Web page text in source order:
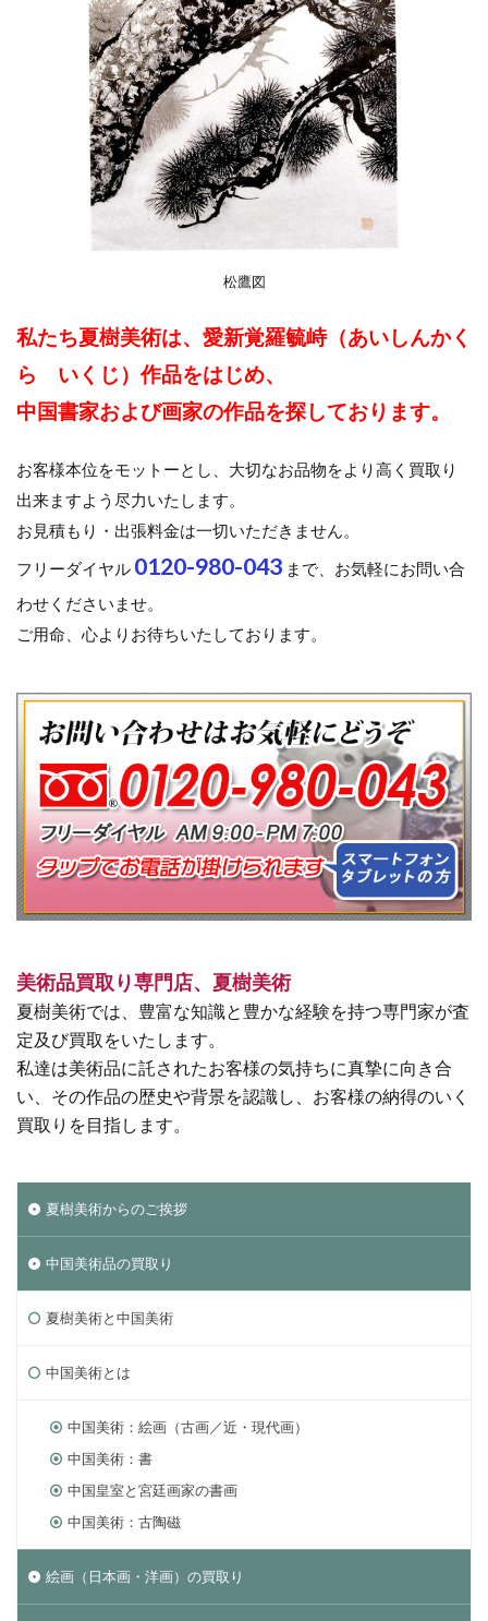
松鷹図
私たち夏樹美術は、愛新覚羅毓峙（あいしんかく
ら いくじ）作品をはじめ、
中国書家および画家の作品を探しております。
お客様本位をモットーとし、大切なお品物をより高く買取り
出来ますよう尽力いたします。
お見積もり・出張料金は一切いただきません。
フリーダイヤル 0120-980-043 まで、お気軽にお問い合
わせくださいませ。
ご用命、心よりお待ちいたしております。
美術品買取り専門店、夏樹美術
夏樹美術では、豊富な知識と豊かな経験を持つ専門家が査
定及び買取をいたします。
私達は美術品に託されたお客様の気持ちに真摯に向き合
い、その作品の歴史や背景を認識し、お客様の納得のいく
買取りを目指します。
夏樹美術からのご挨拶
中国美術品の買取り
夏樹美術と中国美術
中国美術とは
中国美術：絵画（古画／近・現代画）
中国美術：書
中国皇室と宮廷画家の書画
中国美術：古陶磁
絵画（日本画・洋画）の買取り